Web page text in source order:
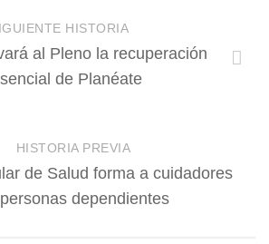
HISTORIA
al Pleno la recuperación
de Planéate
HISTORIA PREVIA
de Salud forma a cuidadores
dependientes